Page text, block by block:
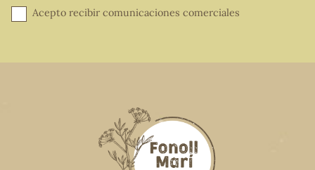
Acepto recibir comunicaciones comerciales